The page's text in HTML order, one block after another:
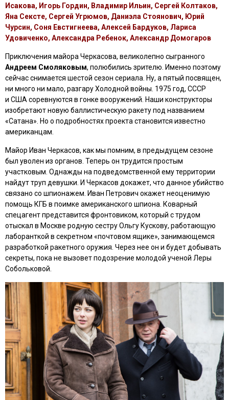
Исакова, Игорь Гордин, Владимир Ильин, Сергей Колтаков,
Яна Сексте, Сергей Угрюмов, Даниэла Стоянович, Юрий
Чурсин, Соня Евстигнеева, Алексей Бардуков, Лариса
Удовиченко, Александра Ребенок, Александр Домогаров
Приключения майора Черкасова, великолепно сыгранного
Андреем Смоляковым, полюбились зрителю. Именно поэтому
сейчас снимается шестой сезон сериала. Ну, а пятый посвящен,
ни много ни мало, разгару Холодной войны. 1975 год, СССР
и США соревнуются в гонке вооружений. Наши конструкторы
изобретают новую баллистическую ракету под названием
«Сатана». Но о подробностях проекта становится известно
американцам.
Майор Иван Черкасов, как мы помним, в предыдущем сезоне
был уволен из органов. Теперь он трудится простым
участковым. Однажды на подведомственной ему территории
найдут труп девушки. И Черкасов докажет, что данное убийство
связано со шпионажем. Иван Петрович окажет неоценимую
помощь КГБ в поимке американского шпиона. Коварный
спецагент представится фронтовиком, который с трудом
отыскал в Москве родную сестру Ольгу Кускову, работающую
лаборанткой в секретном «почтовом ящике», занимающемся
разработкой ракетного оружия. Через нее он и будет добывать
секреты, пока не вызовет подозрение молодой ученой Леры
Собольковой.